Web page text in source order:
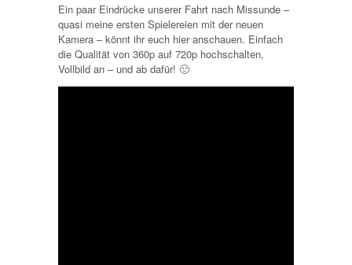
Ein paar Eindrücke unserer Fahrt nach Missunde –
quasi meine ersten Spielereien mit der neuen
Kamera – könnt ihr euch hier anschauen. Einfach
die Qualität von 360p auf 720p hochschalten,
Vollbild an – und ab dafür! 🙂